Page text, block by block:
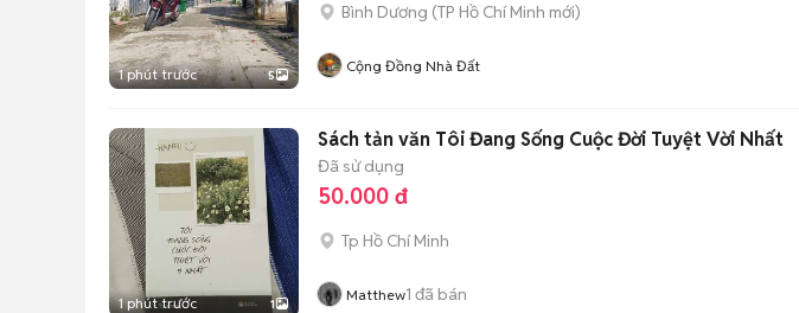
1 phút trước 5
Bình Dương (TP Hồ Chí Minh mới)
Cộng Đồng Nhà Đất
1 phút trước 1
Sách tản văn Tôi Đang Sống Cuộc Đời Tuyệt Vời Nhất
Đã sử dụng
50.000 đ
Tp Hồ Chí Minh
Matthew1 đã bán